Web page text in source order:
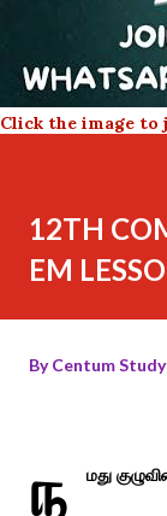
Click the image to
12TH
EM
ByCentum Study
ந மது